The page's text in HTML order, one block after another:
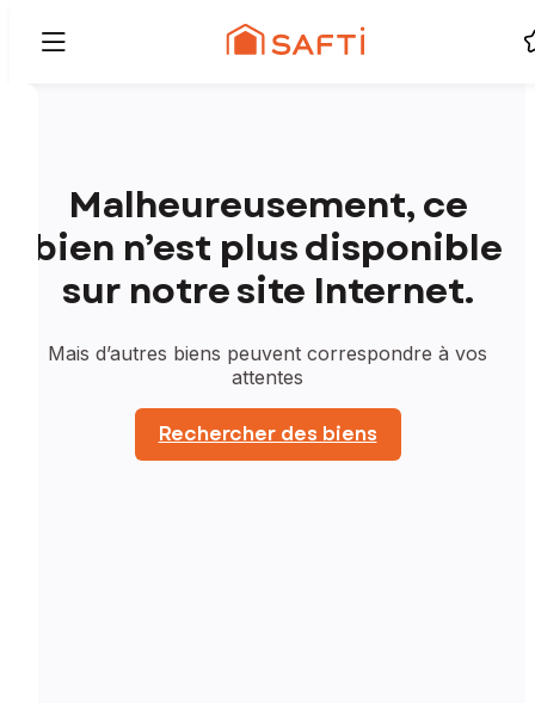
Malheureusement, ce
bien n’est plus disponible
sur notre site Internet.
Mais d’autres biens peuvent correspondre à vos
attentes
Rechercher des biens